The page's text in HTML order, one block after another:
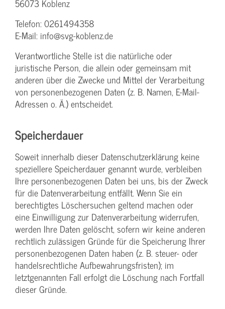
56073 Koblenz
Telefon: 0261494358
E-Mail: info@svg-koblenz.de
Verantwortliche Stelle ist die natürliche oder
juristische Person, die allein oder gemeinsam mit
anderen über die Zwecke und Mittel der Verarbeitung
von personenbezogenen Daten (z. B. Namen, E-Mail-
Adressen o. Ä.) entscheidet.
Speicherdauer
Soweit innerhalb dieser Datenschutzerklärung keine
speziellere Speicherdauer genannt wurde, verbleiben
Ihre personenbezogenen Daten bei uns, bis der Zweck
für die Datenverarbeitung entfällt. Wenn Sie ein
berechtigtes Löschersuchen geltend machen oder
eine Einwilligung zur Datenverarbeitung widerrufen,
werden Ihre Daten gelöscht, sofern wir keine anderen
rechtlich zulässigen Gründe für die Speicherung Ihrer
personenbezogenen Daten haben (z. B. steuer- oder
handelsrechtliche Aufbewahrungsfristen); im
letztgenannten Fall erfolgt die Löschung nach Fortfall
dieser Gründe.